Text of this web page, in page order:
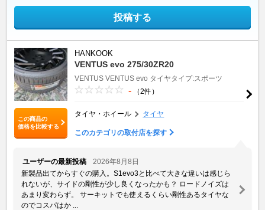
投稿する
この商品の
価格を比較する
HANKOOK
VENTUS evo 275/30ZR20
VENTUS VENTUS evo タイヤタイプ:スポーツ
- （2件）
タイヤ・ホイール タイヤ
このカテゴリの取付店を探す
ユーザーの最新投稿
2026年8月8日
新製品出てからすぐの購入。S1evo3と比べて大きな違いは感じら
れないが、サイドの剛性が少し良くなったかも？ ロードノイズは
あまり変わらず。 サーキットでも使えるくらい剛性あるタイヤな
のでコスパはか ...